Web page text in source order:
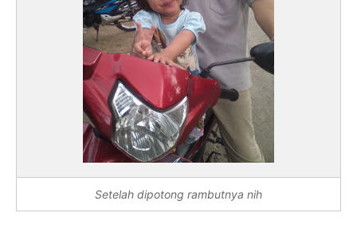
Setelah dipotong rambutnya nih